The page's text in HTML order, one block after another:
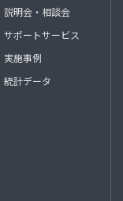
説明会・相談会
サポートサービス
実施事例
統計データ